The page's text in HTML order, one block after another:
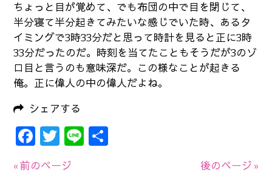
ちょっと目が覚めて、でも布団の中で目を閉じて、
半分寝て半分起きてみたいな感じでいた時、あるタ
イミングで3時33分だと思って時計を見ると正に3時
33分だったのだ。時刻を当てたこともそうだが3のゾ
ロ目と言うのも意味深だ。この様なことが起きる
俺。正に偉人の中の偉人だよね。
シェアする
Facebook
Twitter
Line
« 前のページ 後のページ »